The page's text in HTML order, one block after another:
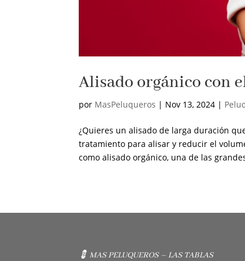
Alisado orgánico con
por MasPeluqueros | Nov 13, 2024 |
¿Quieres un alisado de larga duración
tratamiento para alisar y reducir el
como alisado orgánico, una de las
💈 MAS PELUQUEROS – LAS TABLAS